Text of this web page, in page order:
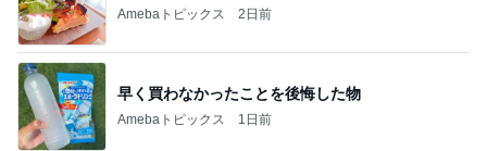
Amebaトピックス 2日前
早く買わなかったことを後悔した物
Amebaトピックス 1日前